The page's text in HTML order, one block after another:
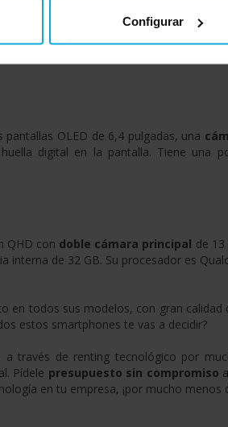
Configurar
, 5 cámaras con inteligencia
Snapdragon 855). Su memoria
OLED de 6,4 pulgadas, una
digital en la pantalla. Tiene una
QHD con doble cámara principal de
interna de 32 GB. Su procesador es
en todos sus modelos, con gran
estos smartphones te vas a decidir?
a través de renting tecnológico por
Pídele presupuesto sin compromiso
en tu empresa, ¡por mucho menos